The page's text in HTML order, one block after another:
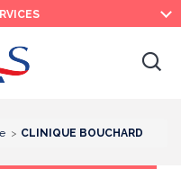
CLINIQUE BOUCHARD